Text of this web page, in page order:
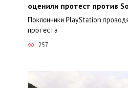
оценили протест против
Поклонники PlayStation
протеста
257